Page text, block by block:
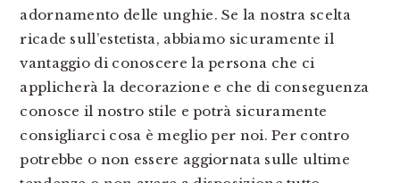
adornamento delle unghie. Se la nostra scelta
ricade sull’estetista, abbiamo sicuramente il
vantaggio di conoscere la persona che ci
applicherà la decorazione e che di conseguenza
conosce il nostro stile e potrà sicuramente
consigliarci cosa è meglio per noi. Per contro
potrebbe o non essere aggiornata sulle ultime